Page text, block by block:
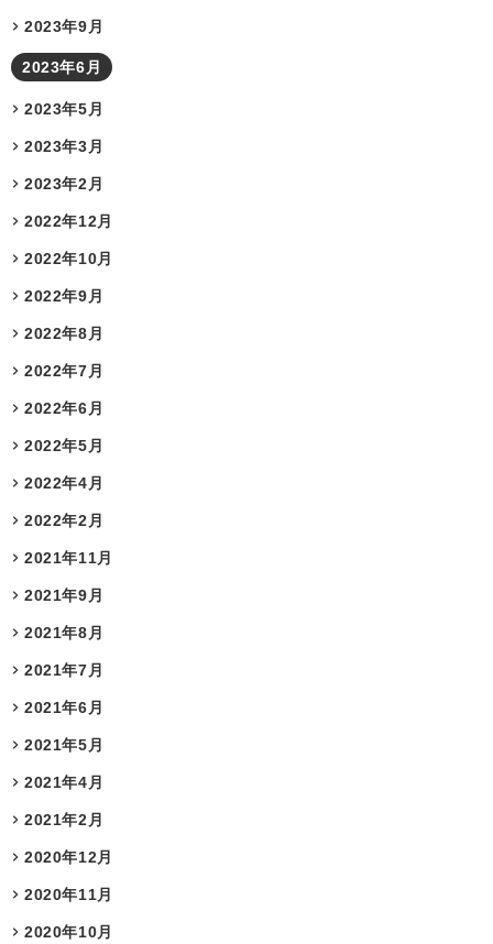
2023年9月
2023年6月
2023年5月
2023年3月
2023年2月
2022年12月
2022年10月
2022年9月
2022年8月
2022年7月
2022年6月
2022年5月
2022年4月
2022年2月
2021年11月
2021年9月
2021年8月
2021年7月
2021年6月
2021年5月
2021年4月
2021年2月
2020年12月
2020年11月
2020年10月